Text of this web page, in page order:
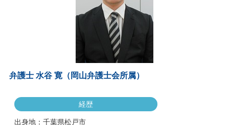
弁護士 水谷 寛（岡山弁護士会所属）
経歴
出身地：千葉県松戸市